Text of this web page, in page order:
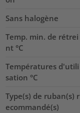
Sans halogène
Temp. min. de rétrei
nt °C
Températures d'utili
sation °C
Type(s) de ruban(s) r
ecommandé(s)